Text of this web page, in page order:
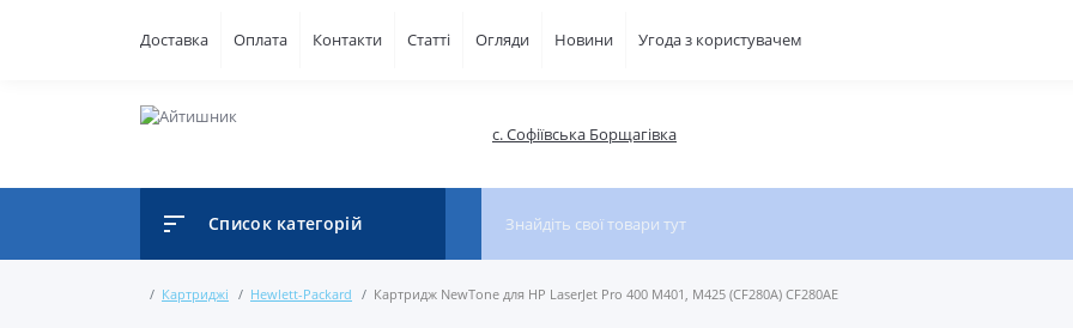
Доставка Оплата Контакти Статті Огляди Новини Угода з користувачем
с. Софіївська Борщагівка
Список категорій
Картриджі Hewlett-Packard Картридж NewTone для HP LaserJet Pro 400 M401, M425 (CF280A) CF280AE